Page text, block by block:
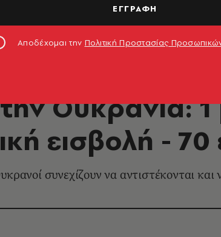
στο Χάρκοβο μετά τον βομβαρδισμό από τη
Ουκρανία:
εισβολή - 70
συνεχίζουν να αντιστέκονται και
ΕΓΓΡΑΦΗ
Αποδέχομαι την Πολιτική Προστασίας